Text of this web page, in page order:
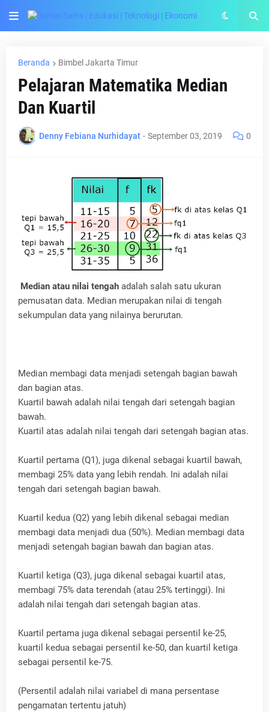
Beranda Bimbel Jakarta Timur
Pelajaran Matematika Median
Dan Kuartil
Denny Febiana Nurhidayat - September 03, 2019 0
Median atau nilai tengah adalah salah satu ukuran
pemusatan data. Median merupakan nilai di tengah
sekumpulan data yang nilainya berurutan.
Median membagi data menjadi setengah bagian bawah
dan bagian atas.
Kuartil bawah adalah nilai tengah dari setengah bagian
bawah.
Kuartil atas adalah nilai tengah dari setengah bagian atas.
Kuartil pertama (Q1), juga dikenal sebagai kuartil bawah,
membagi 25% data yang lebih rendah. Ini adalah nilai
tengah dari setengah bagian bawah.
Kuartil kedua (Q2) yang lebih dikenal sebagai median
membagi data menjadi dua (50%). Median membagi data
menjadi setengah bagian bawah dan bagian atas.
Kuartil ketiga (Q3), juga dikenal sebagai kuartil atas,
membagi 75% data terendah (atau 25% tertinggi). Ini
adalah nilai tengah dari setengah bagian atas.
Kuartil pertama juga dikenal sebagai persentil ke-25,
kuartil kedua sebagai persentil ke-50, dan kuartil ketiga
sebagai persentil ke-75.
(Persentil adalah nilai variabel di mana persentase
pengamatan tertentu jatuh)